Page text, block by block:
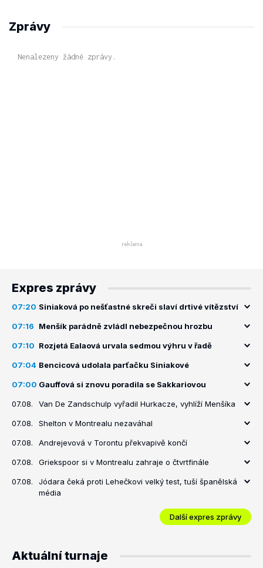
Zprávy
Nenalezeny žádné zprávy.
Expres zprávy
07:20 Siniaková po nešťastné skreči slaví drtivé vítězství
07:16 Menšík parádně zvládl nebezpečnou hrozbu
07:10 Rozjetá Ealaová urvala sedmou výhru v řadě
07:04 Bencicová udolala parťačku Siniakové
07:00 Gauffová si znovu poradila se Sakkariovou
07.08. Van De Zandschulp vyřadil Hurkacze, vyhlíží Menšíka
07.08. Shelton v Montrealu nezaváhal
07.08. Andrejevová v Torontu překvapivě končí
07.08. Griekspoor si v Montrealu zahraje o čtvrtfinále
07.08.
Jódara čeká proti Lehečkovi velký test, tuší španělská
média
Další expres zprávy
Aktuální turnaje